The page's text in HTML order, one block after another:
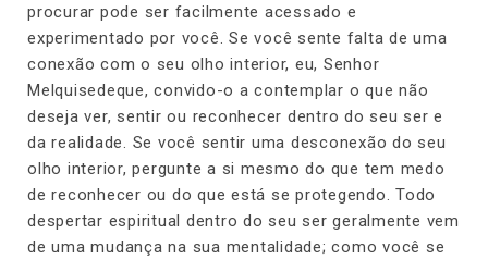
procurar pode ser facilmente acessado e
experimentado por você. Se você sente falta de uma
conexão com o seu olho interior, eu, Senhor
Melquisedeque, convido-o a contemplar o que não
deseja ver, sentir ou reconhecer dentro do seu ser e
da realidade. Se você sentir uma desconexão do seu
olho interior, pergunte a si mesmo do que tem medo
de reconhecer ou do que está se protegendo. Todo
despertar espiritual dentro do seu ser geralmente vem
de uma mudança na sua mentalidade; como você se